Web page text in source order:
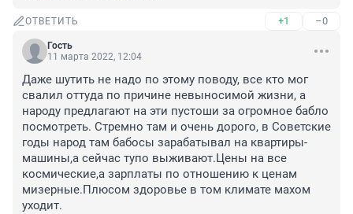
ОТВЕТИТЬ +1 –0
Гость
11 марта 2022, 12:04
Даже шутить не надо по этому поводу, все кто мог
свалил оттуда по причине невыносимой жизни, а
народу предлагают на эти пустоши за огромное бабло
посмотреть. Стремно там и очень дорого, в Советские
годы народ там бабосы зарабатывал на квартиры-
машины,а сейчас тупо выживают.Цены на все
космические,а зарплаты по отношению к ценам
мизерные.Плюсом здоровье в том климате махом
уходит.